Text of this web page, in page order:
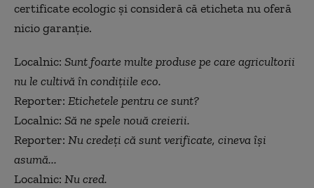
certificate ecologic și consideră că eticheta nu oferă
nicio garanție.
Localnic: Sunt foarte multe produse pe care agricultorii
nu le cultivă în condițiile eco.
Reporter: Etichetele pentru ce sunt?
Localnic: Să ne spele nouă creierii.
Reporter: Nu credeți că sunt verificate, cineva își
asumă...
Localnic: Nu cred.